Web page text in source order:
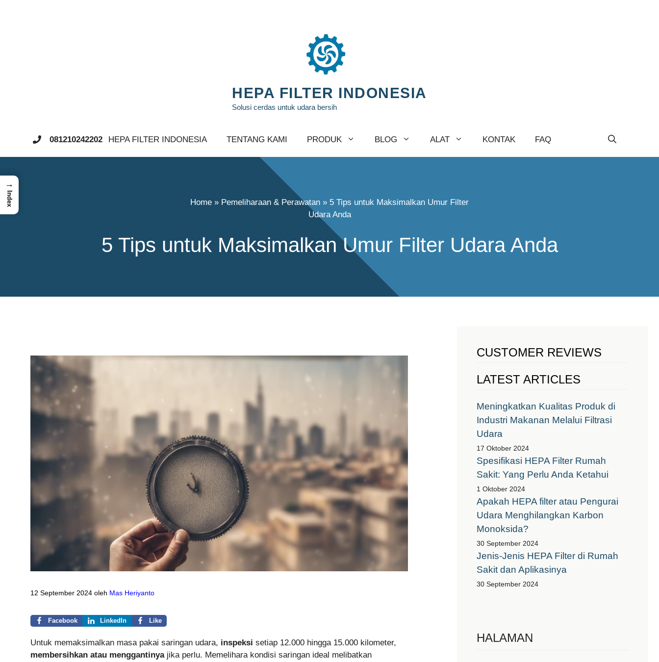
HEPA FILTER INDONESIA
Solusi cerdas untuk udara bersih
HEPA FILTER INDONESIA TENTANG KAMI PRODUK BLOG ALAT KONTAK FAQ
081210242202
Home » Pemeliharaan & Perawatan » 5 Tips untuk Maksimalkan Umur Filter
Udara Anda
5 Tips untuk Maksimalkan Umur Filter Udara Anda
12 September 2024 oleh Mas Heriyanto
Facebook LinkedIn Like
Untuk memaksimalkan masa pakai saringan udara, inspeksi setiap 12.000 hingga 15.000 kilometer,
membersihkan atau menggantinyajika perlu. Memelihara kondisi saringan ideal melibatkan
CUSTOMER REVIEWS
LATEST ARTICLES
Meningkatkan Kualitas Produk di
Industri Makanan Melalui Filtrasi
Udara
17 Oktober 2024
Spesifikasi HEPA Filter Rumah
Sakit: Yang Perlu Anda Ketahui
1 Oktober 2024
Apakah HEPA filter atau Pengurai
Udara Menghilangkan Karbon
Monoksida?
30 September 2024
Jenis-Jenis HEPA Filter di Rumah
Sakit dan Aplikasinya
30 September 2024
HALAMAN
→
Index